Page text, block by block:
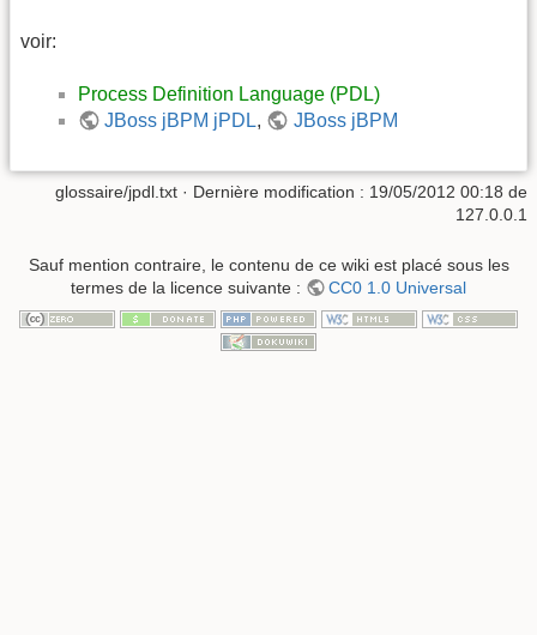
voir:
Process Definition Language (PDL)
JBoss jBPM jPDL, JBoss jBPM
glossaire/jpdl.txt · Dernière modification : 19/05/2012 00:18 de
127.0.0.1
Sauf mention contraire, le contenu de ce wiki est placé sous les
termes de la licence suivante :
CC0 1.0 Universal